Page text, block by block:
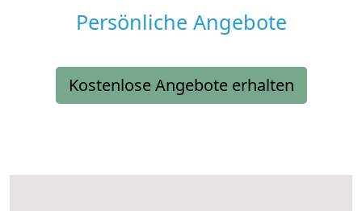
Persönliche Angebote
Kostenlose Angebote erhalten